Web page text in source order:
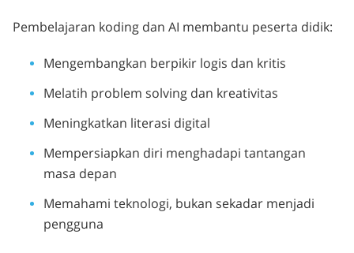
Pembelajaran koding dan AI membantu peserta didik:
Mengembangkan berpikir logis dan kritis
Melatih problem solving dan kreativitas
Meningkatkan literasi digital
Mempersiapkan diri menghadapi tantangan
masa depan
Memahami teknologi, bukan sekadar menjadi
pengguna